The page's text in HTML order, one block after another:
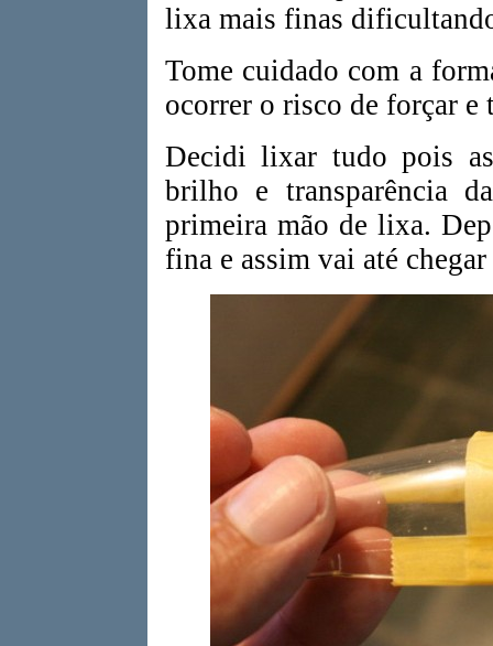
lixa mais finas
Tome cuidado com a
ocorrer o risco de forçar e
Decidi lixar tudo pois
brilho e transparência
primeira mão de lixa.
fina e assim vai até